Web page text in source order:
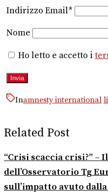
Indirizzo Email*
Nome
Ho letto e accetto i
Inamnesty international
Related Post
“Crisi scaccia crisi?” –
dell’Osservatorio Tg
sull’impatto avuto